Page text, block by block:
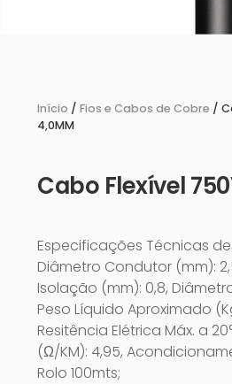
Início / Fios e Cabos de Cobre /
4,0MM
Cabo Flexível
Especificações Técnicas
Diâmetro Condutor (mm):
Isolação (mm): 0,8,
Peso Líquido Aproximado
Resitência Elétrica Máx. a
(Ω/KM): 4,95,
Rolo 100mts;